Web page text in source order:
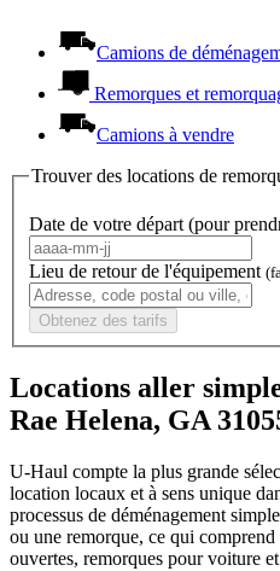
Camions de
Remorques et
Camions à vendre
Trouver des locations de
Date de votre départ (pour
Lieu de retour de l'équipement
Obtenez des tarifs
Locations aller
Rae Helena, GA
U-Haul compte la plus grande
location locaux et à sens unique
processus de déménagement
ou une remorque, ce qui
ouvertes, remorques pour voiture